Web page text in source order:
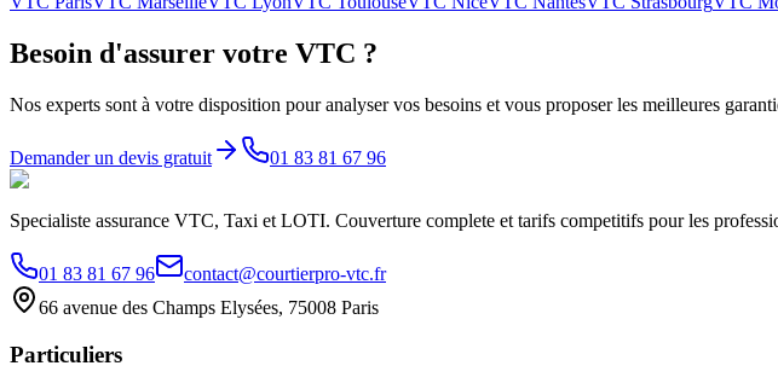
Besoin d'assurer votre VTC ?
Nos experts sont à votre disposition pour analyser vos besoins et vous proposer les meilleures
Demander un devis gratuit 01 83 81 67 96
Specialiste assurance VTC, Taxi et LOTI. Couverture complete et tarifs competitifs pour les
01 83 81 67 96
contact@courtierpro-vtc.fr
66 avenue des Champs Elysées, 75008 Paris
Particuliers